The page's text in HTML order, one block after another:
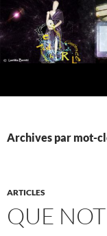
Aller
au
contenu
Archives par mot-
ARTICLES
QUE